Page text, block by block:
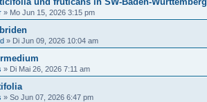
» Mo Jun 15, 2026 3:15 pm
» Di Jun 09, 2026 10:04 am
» Di Mai 26, 2026 7:11 am
» So Jun 07, 2026 6:47 pm